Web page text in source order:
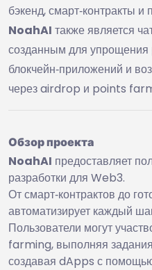
бэкенд, смарт‑контракты
NoahAI также является
созданным для упрощения
блокчейн‑приложений и
через airdrop и points
Обзор проекта
NoahAI предоставляет
разработки для Web3.
От смарт‑контрактов до
автоматизирует каждый
Пользователи могут
farming, выполняя
создавая dApps с